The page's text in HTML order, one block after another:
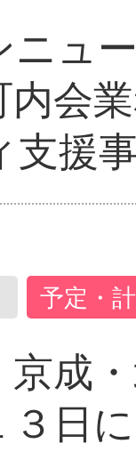
ュ
内会
支援
予定・
成
日